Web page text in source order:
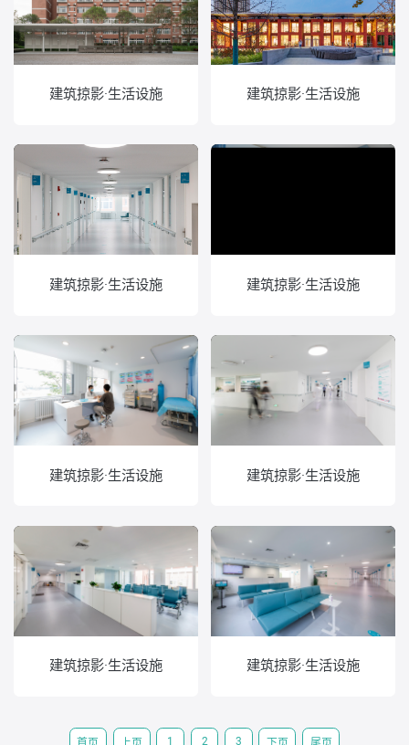
建筑掠影·生活设施 建筑掠影·生活设施
建筑掠影·生活设施 建筑掠影·生活设施
建筑掠影·生活设施 建筑掠影·生活设施
建筑掠影·生活设施 建筑掠影·生活设施
1 2 3